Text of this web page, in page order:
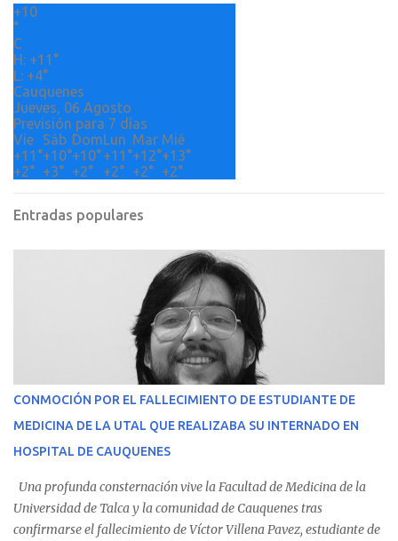
i
s
+10
°
C
H: +11°
L: +4°
Cauquenes
Jueves, 06 Agosto
Previsión para 7 días
Vie
Sáb DomLun Mar Mié
+11°+10°+10°+11°+12°+13°
+2° +3° +2° +2° +2° +2°
Entradas populares
CONMOCIÓN POR EL FALLECIMIENTO DE ESTUDIANTE DE
MEDICINA DE LA UTAL QUE REALIZABA SU INTERNADO EN
HOSPITAL DE CAUQUENES
Una profunda consternación vive la Facultad de Medicina de la
Universidad de Talca y la comunidad de Cauquenes tras
confirmarse el fallecimiento de Víctor Villena Pavez, estudiante de